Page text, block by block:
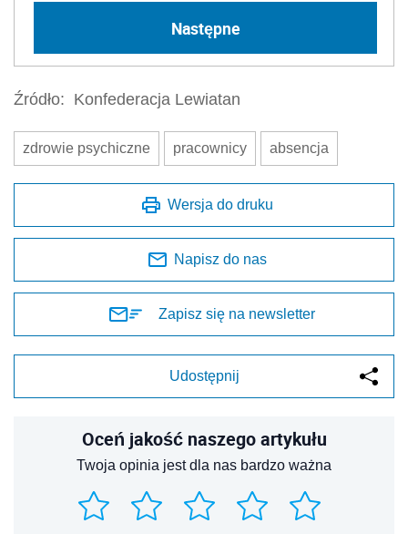
Następne
Źródło: Konfederacja Lewiatan
zdrowie psychiczne pracownicy absencja
Wersja do druku
Napisz do nas
Zapisz się na newsletter
Udostępnij
Oceń jakość naszego artykułu
Twoja opinia jest dla nas bardzo ważna